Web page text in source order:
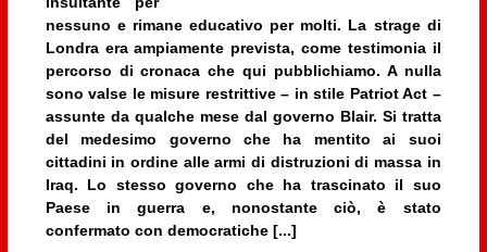
nessuno e rimane educativo per molti. La strage di
Londra era ampiamente prevista, come testimonia il
percorso di cronaca che qui pubblichiamo. A nulla
sono valse le misure restrittive – in stile Patriot Act –
assunte da qualche mese dal governo Blair. Si tratta
del medesimo governo che ha mentito ai suoi
cittadini in ordine alle armi di distruzioni di massa in
Iraq. Lo stesso governo che ha trascinato il suo
Paese in guerra e, nonostante ciò, è stato
confermato con democratiche [...]